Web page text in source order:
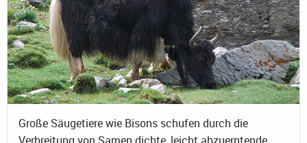
Große Säugetiere wie Bisons schufen durch die